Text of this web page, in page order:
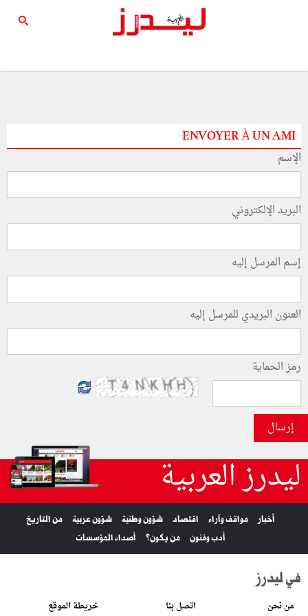
ENVOYER À UN AMI
الإسم
البريد الإلكتروني
إسم المرسل إليه
العنون البريدي للمرسل إليه
رمز الحماية
إرسال
ليدرز العربية
أخبار مواقف وآراء اقتصاد شؤون وطنية شؤون عربية
من التاريخ
أدب وفنون
من يكون؟ أصداء المؤسسات
في ليدرز
من نحن اتصل بنا خريطة الموقع